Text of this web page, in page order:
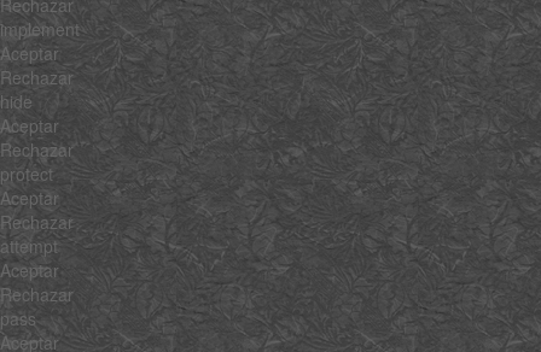
Rechazar
implement
Aceptar
Rechazar
hide
Aceptar
Rechazar
protect
Aceptar
Rechazar
attempt
Aceptar
Rechazar
pass
Aceptar